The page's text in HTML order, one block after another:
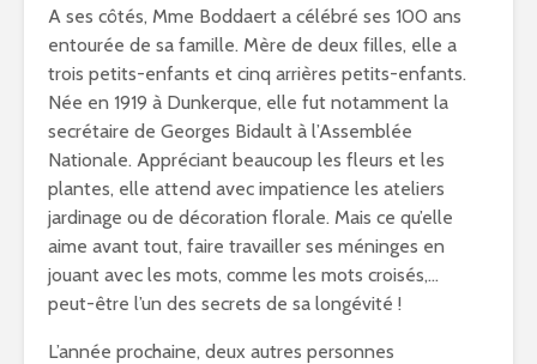
A ses côtés, Mme Boddaert a célébré ses 100 ans
entourée de sa famille. Mère de deux filles, elle a
trois petits-enfants et cinq arrières petits-enfants.
Née en 1919 à Dunkerque, elle fut notamment la
secrétaire de Georges Bidault à l’Assemblée
Nationale. Appréciant beaucoup les fleurs et les
plantes, elle attend avec impatience les ateliers
jardinage ou de décoration florale. Mais ce qu’elle
aime avant tout, faire travailler ses méninges en
jouant avec les mots, comme les mots croisés,…
peut-être l’un des secrets de sa longévité !
L’année prochaine, deux autres personnes